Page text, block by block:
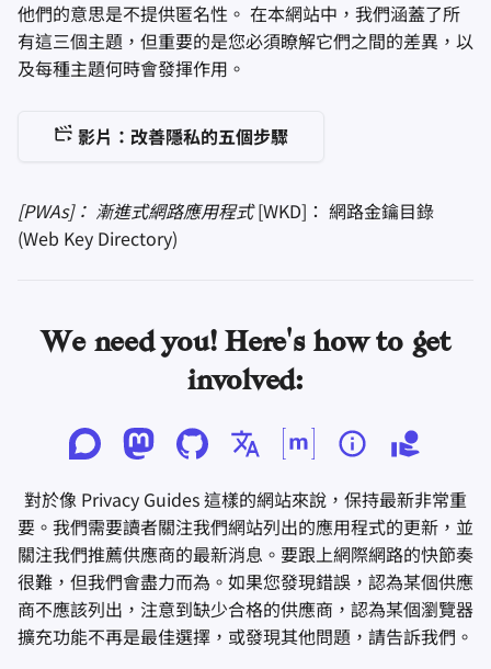
他們的意思是不提供匿名性。 在本網站中，我們涵蓋了所
有這三個主題，但重要的是您必須瞭解它們之間的差異，以
及每種主題何時會發揮作用。
影片：改善隱私的五個步驟
[PWAs]： 漸進式網路應用程式[WKD]： 網路金鑰目錄
(Web Key Directory)
We need you! Here's how to get
involved:
對於像 Privacy Guides 這樣的網站來說，保持最新非常重
要。我們需要讀者關注我們網站列出的應用程式的更新，並
關注我們推薦供應商的最新消息。要跟上網際網路的快節奏
很難，但我們會盡力而為。如果您發現錯誤，認為某個供應
商不應該列出，注意到缺少合格的供應商，認為某個瀏覽器
擴充功能不再是最佳選擇，或發現其他問題，請告訴我們。